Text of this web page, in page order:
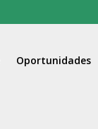
Oportunidades